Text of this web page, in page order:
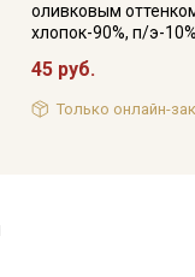
оливковым
хлопок-90%, п/э-
45 руб.
Только онлайн-